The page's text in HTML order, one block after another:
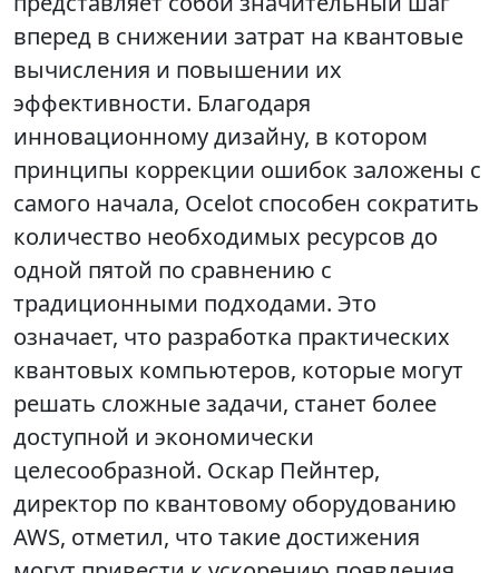
вперед в снижении затрат на квантовые
вычисления и повышении их
эффективности. Благодаря
инновационному дизайну, в котором
принципы коррекции ошибок заложены с
самого начала, Ocelot способен сократить
количество необходимых ресурсов до
одной пятой по сравнению с
традиционными подходами. Это
означает, что разработка практических
квантовых компьютеров, которые могут
решать сложные задачи, станет более
доступной и экономически
целесообразной. Оскар Пейнтер,
директор по квантовому оборудованию
AWS, отметил, что такие достижения